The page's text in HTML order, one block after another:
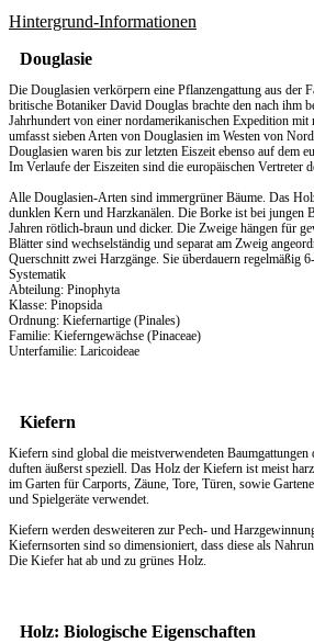
Hintergrund-Informationen
Douglasie
Die Douglasien verkörpern eine Pflanzengattung aus der
britische Botaniker David Douglas brachte den nach ihm
Jahrhundert von einer nordamerikanischen Expedition mit
umfasst sieben Arten von Douglasien im Westen von
Douglasien waren bis zur letzten Eiszeit ebenso auf dem
Im Verlaufe der Eiszeiten sind die europäischen Vertreter
Alle Douglasien-Arten sind immergrüner Bäume. Das
dunklen Kern und Harzkanälen. Die Borke ist bei jungen
Jahren rötlich-braun und dicker. Die Zweige hängen für
Blätter sind wechselständig und separat am Zweig
Querschnitt zwei Harzgänge. Sie überdauern regelmäßig
Systematik
Abteilung: Pinophyta
Klasse: Pinopsida
Ordnung: Kiefernartige (Pinales)
Familie: Kieferngewächse (Pinaceae)
Unterfamilie: Laricoideae
Kiefern
Kiefern sind global die meistverwendeten
duften äußerst speziell. Das Holz der Kiefern ist meist
im Garten für Carports, Zäune, Tore, Türen, sowie
und Spielgeräte verwendet.
Kiefern werden desweiteren zur Pech- und
Kiefernsorten sind so dimensioniert, dass diese als
Die Kiefer hat ab und zu grünes Holz.
Holz: Biologische Eigenschaften